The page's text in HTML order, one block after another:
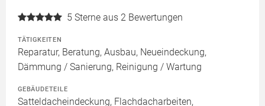
5 Sterne aus 2 Bewertungen
TÄTIGKEITEN
Reparatur, Beratung, Ausbau, Neueindeckung,
Dämmung / Sanierung, Reinigung / Wartung
GEBÄUDETEILE
Satteldacheindeckung, Flachdacharbeiten,